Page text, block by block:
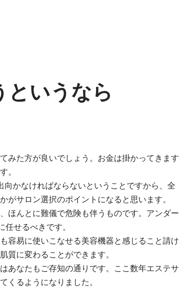
というなら
みた方が良いでしょう。お金は掛かってきます
。
かなければならないということですから、全
がサロン選択のポイントになると思います。
ほんとに難儀で危険も伴うものです。アンダー
せるべきです。
容易に使いこなせる美容機器と感じること請け
質に変わることができます。
あなたもご存知の通りです。ここ数年エステサ
くるようになりました。